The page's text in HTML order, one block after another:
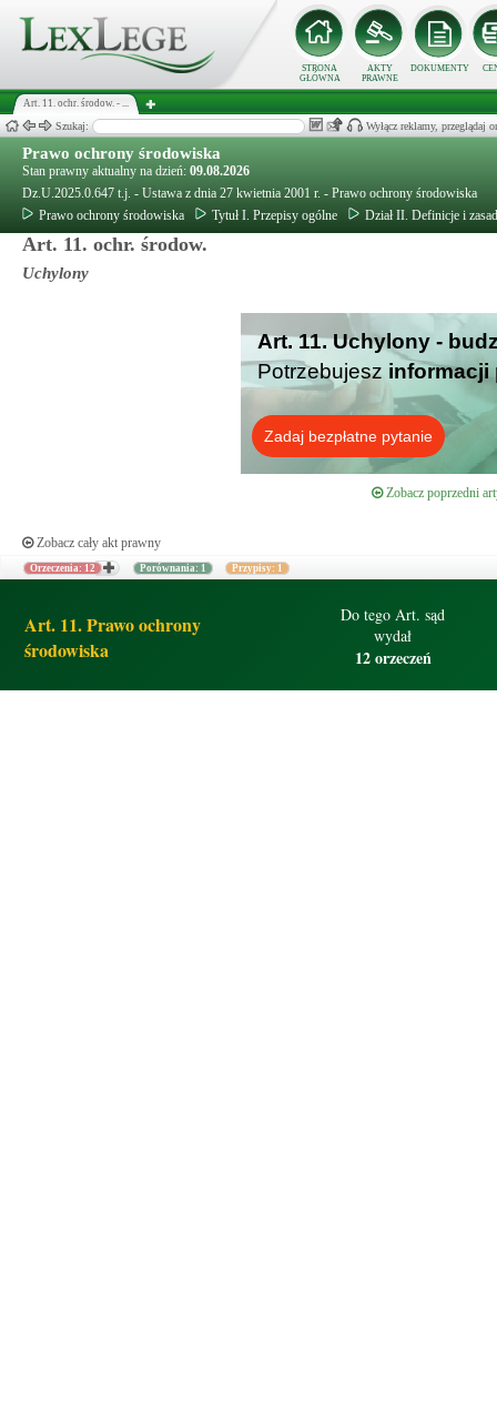
STRONA
GŁÓWNA
AKTY
PRAWNE
DOKUMENTY
Art. 11. ochr. środow. - ...
Szukaj: Wyłącz reklamy, przeglądaj
Prawo ochrony środowiska
Stan prawny aktualny na dzień: 09.08.2026
Dz.U.2025.0.647 t.j. - Ustawa z dnia 27 kwietnia 2001 r. - Prawo ochrony środowiska
Prawo ochrony środowiska
Tytuł I. Przepisy ogólne Dział II. Definicje i
Art. 11. ochr. środow.
Uchylony
Art. 11. Uchylony -
Potrzebujesz informacji
Zadaj bezpłatne pytanie
Zobacz poprzedni
Zobacz cały akt prawny
Orzeczenia: 12 Porównania: 1 Przypisy: 1
Art. 11. Prawo ochrony
środowiska
Do tego Art. sąd
wydał
12 orzeczeń